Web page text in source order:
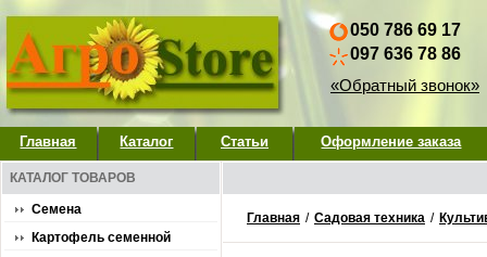
050 786 69 17
097 636 78 86
«Обратный звонок»
Главная Каталог Статьи Оформление заказа
КАТАЛОГ ТОВАРОВ
Семена
Картофель семенной
Главная / Садовая техника /